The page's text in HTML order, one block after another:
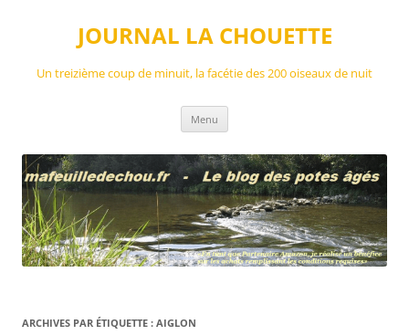
JOURNAL LA CHOUETTE
Un treizième coup de minuit, la facétie des 200 oiseaux de nuit
Menu
ARCHIVES PAR ÉTIQUETTE : AIGLON